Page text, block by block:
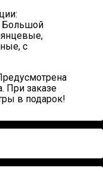
Большой
с
При заказе
в подарок!